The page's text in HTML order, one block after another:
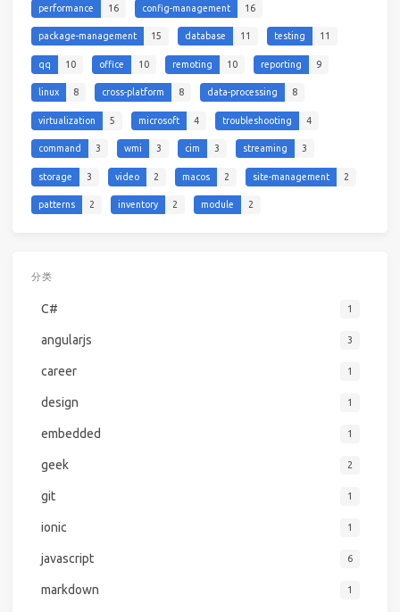
performance 16 config-management 16
package-management 15 database 11 testing 11
qq 10 office 10 remoting 10 reporting 9
linux 8 cross-platform 8 data-processing 8
virtualization 5 microsoft 4 troubleshooting 4
command 3 wmi 3 cim 3 streaming 3
storage 3 video 2 macos 2 site-management 2
patterns 2 inventory 2 module 2
分类
C# 1
angularjs 3
career 1
design 1
embedded 1
geek 2
git 1
ionic 1
javascript 6
markdown 1